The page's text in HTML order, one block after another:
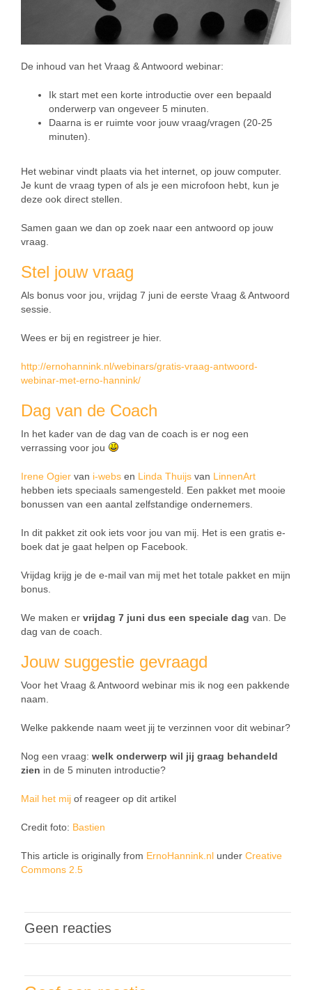
De inhoud van het Vraag & Antwoord webinar:
Ik start met een korte introductie over een bepaald
onderwerp van ongeveer 5 minuten.
Daarna is er ruimte voor jouw vraag/vragen (20-25
minuten).
Het webinar vindt plaats via het internet, op jouw computer.
Je kunt de vraag typen of als je een microfoon hebt, kun je
deze ook direct stellen.
Samen gaan we dan op zoek naar een antwoord op jouw
vraag.
Stel jouw vraag
Als bonus voor jou, vrijdag 7 juni de eerste Vraag & Antwoord
sessie.
Wees er bij en registreer je hier.
http://ernohannink.nl/webinars/gratis-vraag-antwoord-
webinar-met-erno-hannink/
Dag van de Coach
In het kader van de dag van de coach is er nog een
verrassing voor jou
Irene Ogier van i-webs en Linda Thuijs van LinnenArt
hebben iets speciaals samengesteld. Een pakket met mooie
bonussen van een aantal zelfstandige ondernemers.
In dit pakket zit ook iets voor jou van mij. Het is een gratis e-
boek dat je gaat helpen op Facebook.
Vrijdag krijg je de e-mail van mij met het totale pakket en mijn
bonus.
We maken er vrijdag 7 juni dus een speciale dag van. De
dag van de coach.
Jouw suggestie gevraagd
Voor het Vraag & Antwoord webinar mis ik nog een pakkende
naam.
Welke pakkende naam weet jij te verzinnen voor dit webinar?
Nog een vraag: welk onderwerp wil jij graag behandeld
zien in de 5 minuten introductie?
Mail het mij of reageer op dit artikel
Credit foto: Bastien
This article is originally from ErnoHannink.nl under Creative
Commons 2.5
Geen reacties